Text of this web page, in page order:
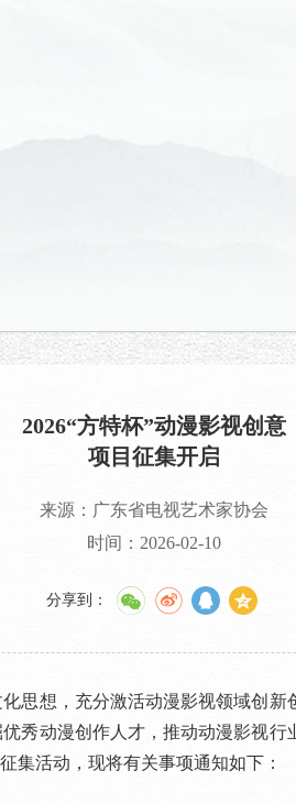
2026“方特杯”动漫影视创意
项目征集开启
来源：广东省电视艺术家协会
时间：2026-02-10
分享到 ：
想，充分激活动漫影视领域创新
秀动漫创作人才，推动动漫影视行
集活动，现将有关事项通知如下：